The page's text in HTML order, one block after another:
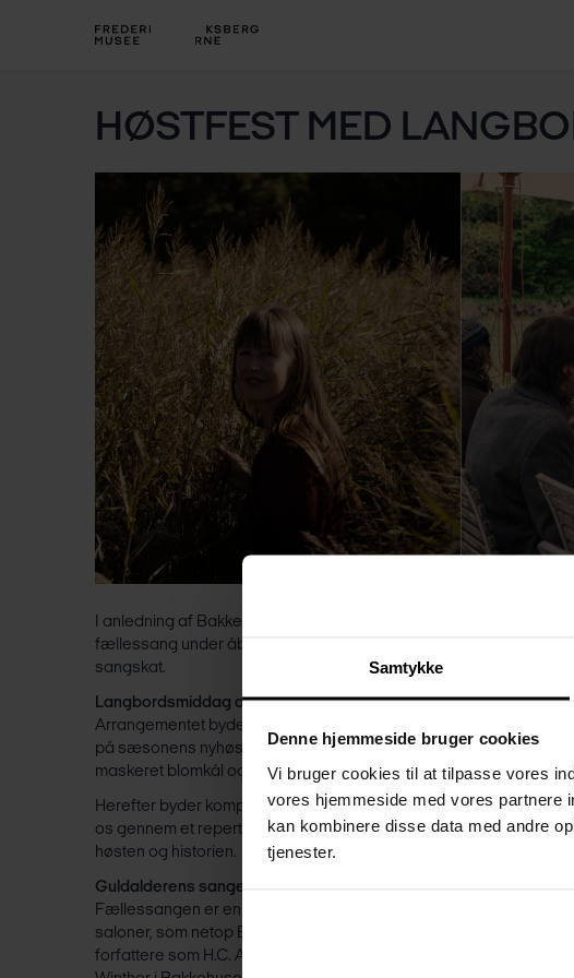
Samtykke
Denne hjemmeside bruger cookies
Vi bruger cookies til at tilpasse vores
vores hjemmeside med vores partnere
kan kombinere disse data med andre
tjenester.
HØSTFEST MED
I anledning af Bakkehusets 100-års jubilæum som museum
fællessang under åben himmel - en sanselig fejring af årstidens
sangskat.
Langbordsmiddag og fællessang:
Arrangementet byder på fællesspisning med skøn mad fra
på sæsonens nyhøstede råvarer. Menuen består blandt andet af
maskeret blomkål og bagt kulmule med små nye gulerødder.
Herefter byder komponist, sanger og tekstforfatter Sara Futtrup
os gennem et repertoire af både ældre og nyere danske sange,
høsten og historien.
Guldalderens sange og poesi:
Fællessangen er en forankret del af vores kultur, og i
saloner, som netop Bakkehuset dannede ramme om. I de første
forfattere som H.C. Andersen, Adam Oehlenschläger, B.S.